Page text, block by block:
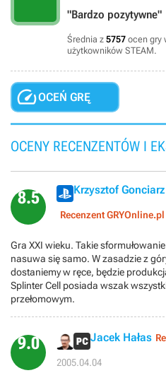
"Bardzo pozytywne"
Średnia z 5757 ocen gry
użytkowników STEAM.
OCEŃ GRĘ
OCENY RECENZENTÓW I
8.5 Krzysztof Gonciarz
Recenzent GRYOnline.pl
Gra XXI wieku. Takie
nasuwa się samo. W zasadzie z
dostaniemy w ręce, będzie
Splinter Cell posiada wszak
przełomowym.
9.0 Jacek Hałas
2005.04.04